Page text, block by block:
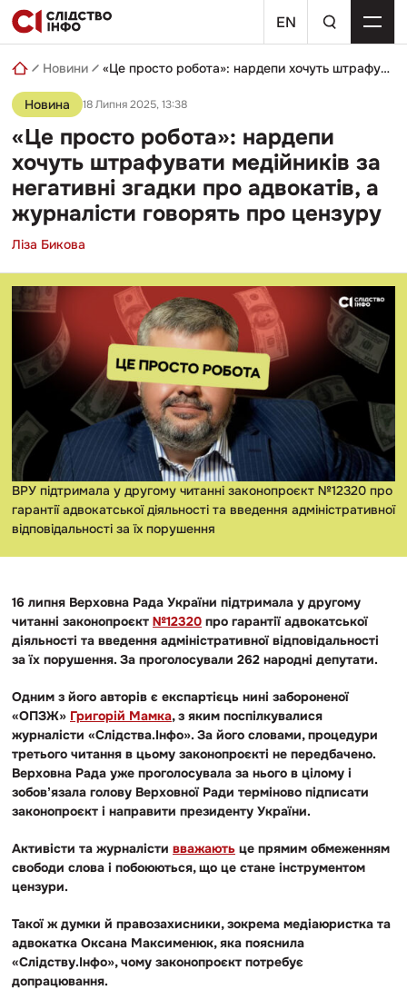
Skip
to
content
EN
пошуковий
запит
Новини «Це просто робота»: нардепи хочуть штрафувати медійників за негативні згадки про адвокатів, а журналісти говорять про цензуру
Новина 18 Липня 2025, 13:38
«Це просто робота»: нардепи
хочуть штрафувати медійників за
негативні згадки про адвокатів, а
журналісти говорять про цензуру
Ліза Бикова
ВРУ підтримала у другому читанні законопроєкт №12320 про
гарантії адвокатської діяльності та введення адміністративної
відповідальності за їх порушення
16 липня Верховна Рада України підтримала у другому
читанні законопроєкт №12320 про гарантії адвокатської
діяльності та введення адміністративної відповідальності
за їх порушення. За проголосували 262 народні депутати.
Одним з його авторів є експартієць нині забороненої
«ОПЗЖ» Григорій Мамка, з яким поспілкувалися
журналісти «Слідства.Інфо». За його словами, процедури
третього читання в цьому законопроєкті не передбачено.
Верховна Рада уже проголосувала за нього в цілому і
зобовʼязала голову Верховної Ради терміново підписати
законопроєкт і направити президенту України.
Активісти та журналісти вважають це прямим обмеженням
свободи слова і побоюються, що це стане інструментом
цензури.
Такої ж думки й правозахисники, зокрема медіаюристка та
адвокатка Оксана Максименюк, яка пояснила
«Слідству.Інфо», чому законопроєкт потребує
допрацювання.